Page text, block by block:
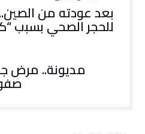
بعد عودته من
للحجر الصحي بسبب
مديونة.. مرض